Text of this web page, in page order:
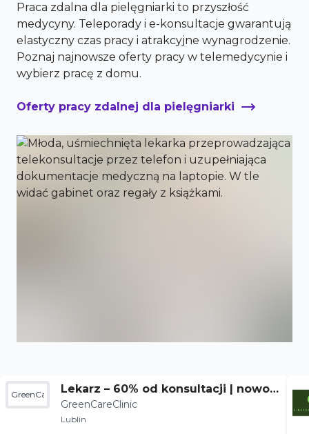
Praca zdalna dla pielęgniarki to przyszłość
medycyny. Teleporady i e-konsultacje gwarantują
elastyczny czas pracy i atrakcyjne wynagrodzenie.
Poznaj najnowsze oferty pracy w telemedycynie i
wybierz pracę z domu.
Oferty pracy zdalnej dla pielęgniarki
GreenCareClinicLekarz – 60% od konsultacji | nowoc
zesna terapia
GreenCareClinic
Lublin